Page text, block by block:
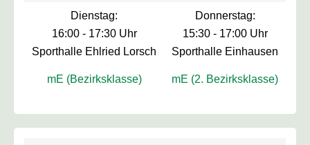
Dienstag:
16:00 - 17:30 Uhr
Sporthalle Ehlried Lorsch
Donnerstag:
15:30 - 17:00 Uhr
Sporthalle Einhausen
mE (Bezirksklasse) mE (2. Bezirksklasse)